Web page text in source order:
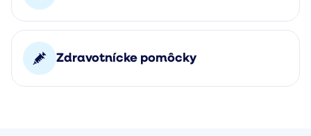
Zdravotnícke pomôcky